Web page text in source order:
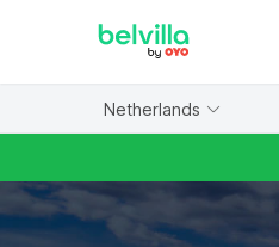
Netherlands